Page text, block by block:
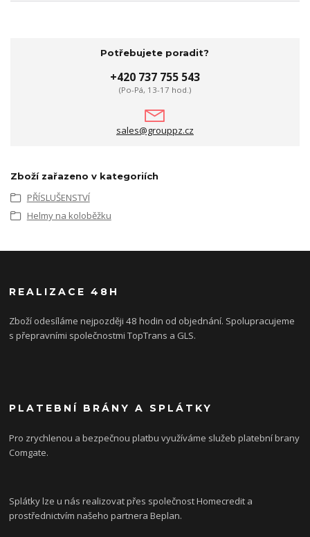
Potřebujete poradit?
+420 737 755 543
(Po-Pá, 13-17 hod.)
sales@grouppz.cz
Zboží zařazeno v kategoriích
PŘÍSLUŠENSTVÍ
Helmy na koloběžku
REALIZACE 48H
Zboží odesíláme nejpozději 48 hodin od objednání. Spolupracujeme
s přepravními společnostmi TopTrans a GLS.
PLATEBNÍ BRÁNY A SPLÁTKY
Pro zrychlenou a bezpečnou platbu využíváme služeb platební brany
Comgate.
Splátky lze u nás realizovat přes společnost Homecredit a
prostřednictvím našeho partnera Beplan.